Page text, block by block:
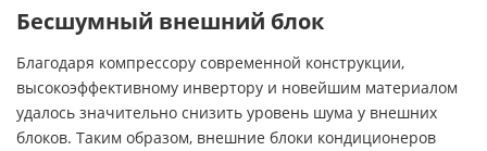
Бесшумный внешний блок
Благодаря компрессору современной конструкции,
высокоэффективному инвертору и новейшим материалом
удалось значительно снизить уровень шума у внешних
блоков. Таким образом, внешние блоки кондиционеров